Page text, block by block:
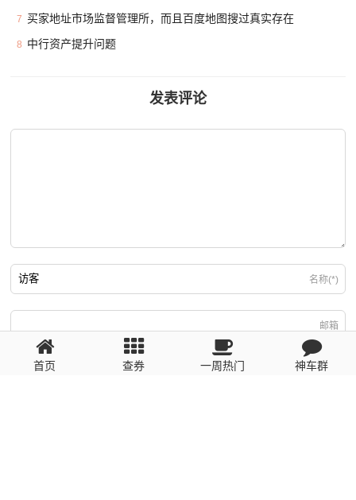
7 买家地址市场监督管理所，而且百度地图搜过真实存在
8 中行资产提升问题
发表评论
名称(*)
邮箱
回复需填写必要信息
首页 查券 一周热门 神车群